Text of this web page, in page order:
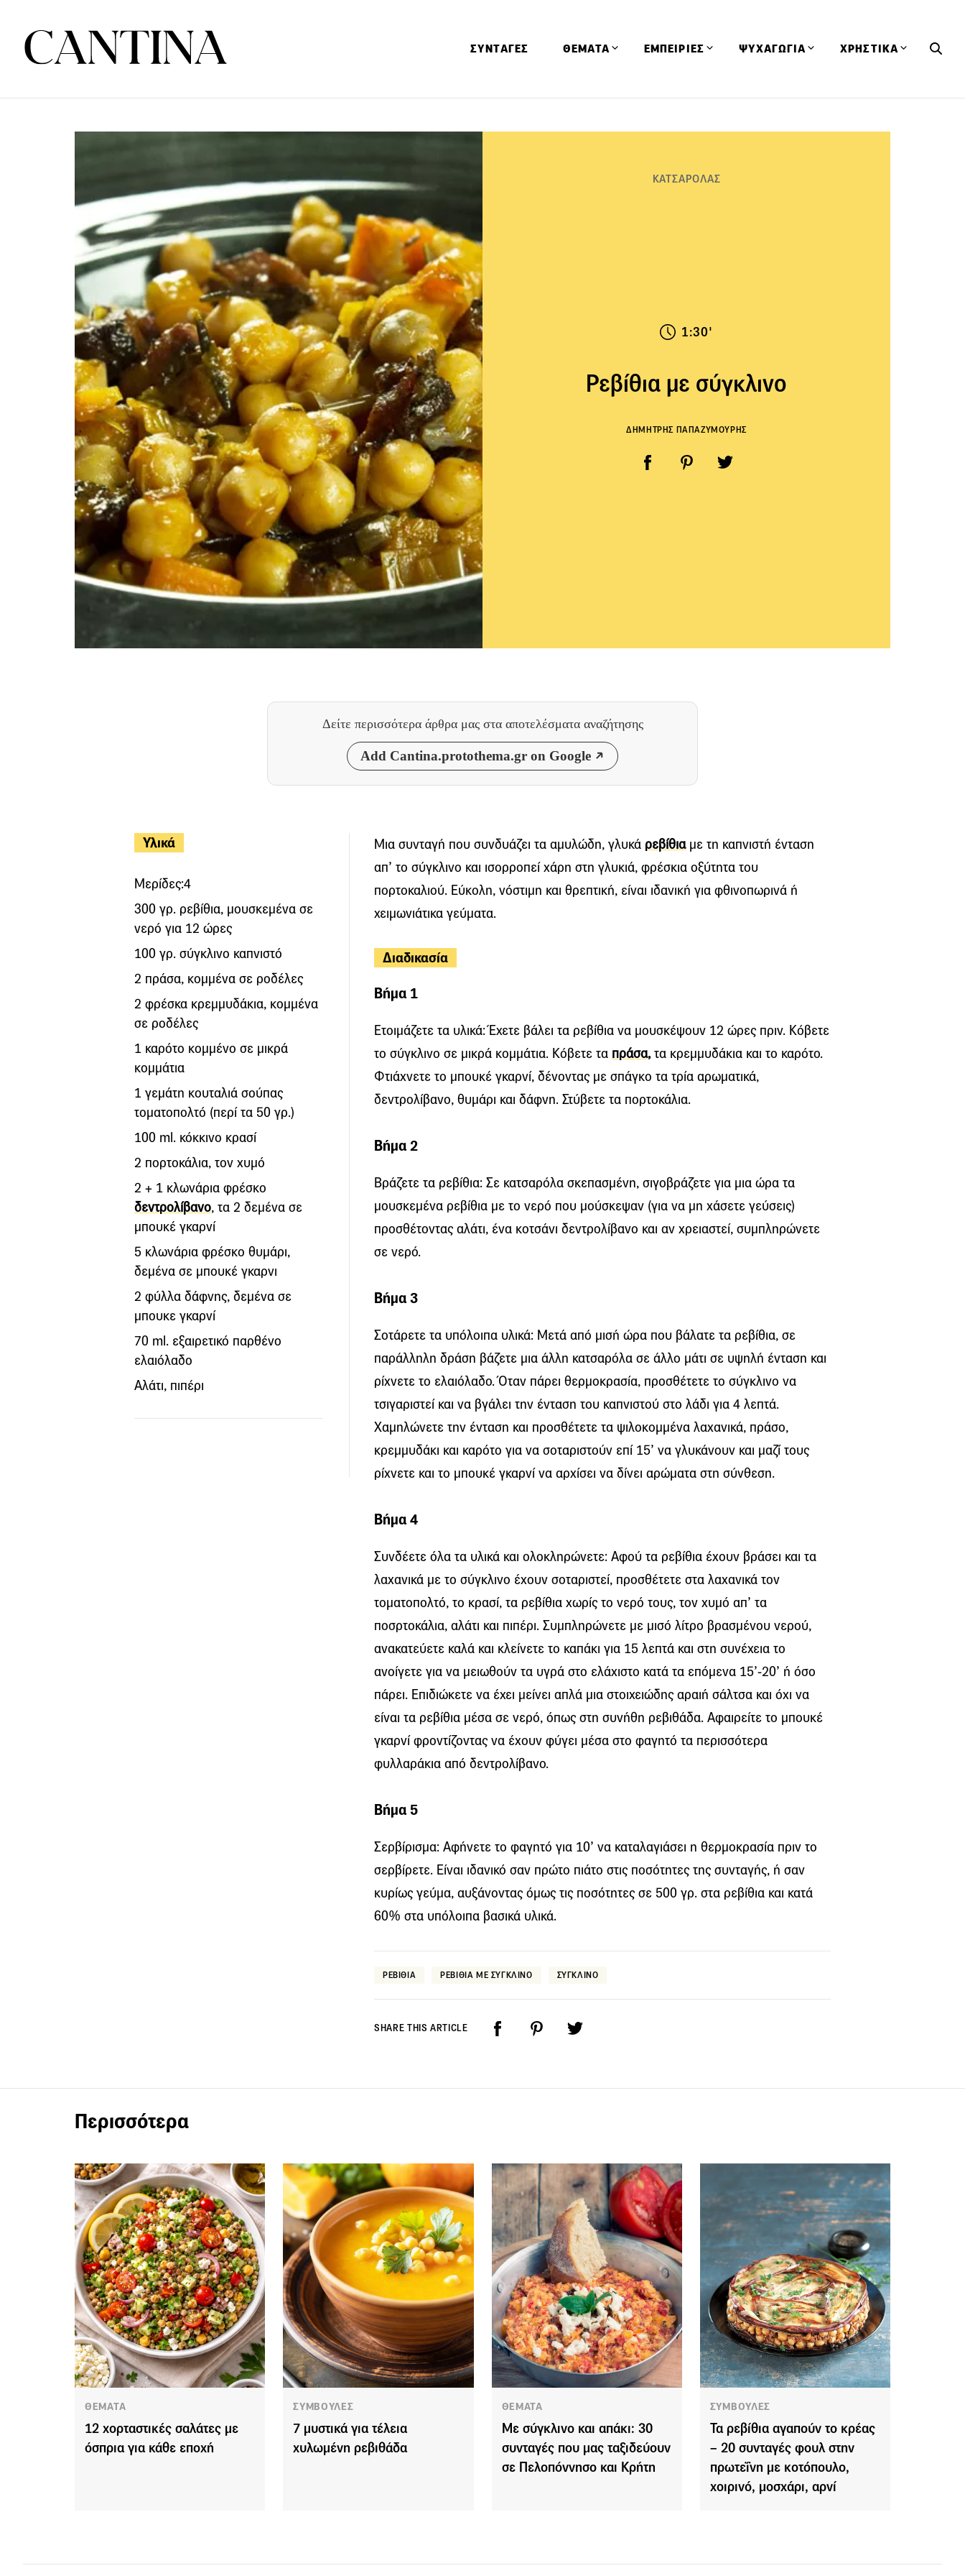
ΣΥΝΤΑΓΕΣ ΘΕΜΑΤΑ ΕΜΠΕΙΡΙΕΣ ΨΥΧΑΓΩΓΙΑ ΧΡΗΣΤΙΚΑ
ΚΑΤΣΑΡΟΛΑΣ
1:30'
Ρεβίθια με σύγκλινο
ΔΗΜΗΤΡΗΣ ΠΑΠΑΖΥΜΟΥΡΗΣ
Δείτε περισσότερα άρθρα μας στα αποτελέσματα αναζήτησης
Add Cantina.protothema.gr on Google
Υλικά
Μερίδες:4
300 γρ. ρεβίθια, μουσκεμένα σε
νερό για 12 ώρες
100 γρ. σύγκλινο καπνιστό
2 πράσα, κομμένα σε ροδέλες
2 φρέσκα κρεμμυδάκια, κομμένα
σε ροδέλες
1 καρότο κομμένο σε μικρά
κομμάτια
1 γεμάτη κουταλιά σούπας
τοματοπολτό (περί τα 50 γρ.)
100 ml. κόκκινο κρασί
2 πορτοκάλια, τον χυμό
2 + 1 κλωνάρια φρέσκο
δεντρολίβανο, τα 2 δεμένα σε
μπουκέ γκαρνί
5 κλωνάρια φρέσκο θυμάρι,
δεμένα σε μπουκέ γκαρνι
2 φύλλα δάφνης, δεμένα σε
μπουκε γκαρνί
70 ml. εξαιρετικό παρθένο
ελαιόλαδο
Αλάτι, πιπέρι
Μια συνταγή που συνδυάζει τα αμυλώδη, γλυκά ρεβίθιαμε τη καπνιστή ένταση
απ’ το σύγκλινο και ισορροπεί χάρη στη γλυκιά, φρέσκια οξύτητα του
πορτοκαλιού. Εύκολη, νόστιμη και θρεπτική, είναι ιδανική για φθινοπωρινά ή
χειμωνιάτικα γεύματα.
Διαδικασία
Βήμα 1
Ετοιμάζετε τα υλικά: Έχετε βάλει τα ρεβίθια να μουσκέψουν 12 ώρες πριν. Κόβετε
το σύγκλινο σε μικρά κομμάτια. Κόβετε τα πράσα,τα κρεμμυδάκια και το καρότο.
Φτιάχνετε το μπουκέ γκαρνί, δένοντας με σπάγκο τα τρία αρωματικά,
δεντρολίβανο, θυμάρι και δάφνη. Στύβετε τα πορτοκάλια.
Βήμα 2
Βράζετε τα ρεβίθια: Σε κατσαρόλα σκεπασμένη, σιγοβράζετε για μια ώρα τα
μουσκεμένα ρεβίθια με το νερό που μούσκεψαν (για να μη χάσετε γεύσεις)
προσθέτοντας αλάτι, ένα κοτσάνι δεντρολίβανο και αν χρειαστεί, συμπληρώνετε
σε νερό.
Βήμα 3
Σοτάρετε τα υπόλοιπα υλικά: Μετά από μισή ώρα που βάλατε τα ρεβίθια, σε
παράλληλη δράση βάζετε μια άλλη κατσαρόλα σε άλλο μάτι σε υψηλή ένταση και
ρίχνετε το ελαιόλαδο. Όταν πάρει θερμοκρασία, προσθέτετε το σύγκλινο να
τσιγαριστεί και να βγάλει την ένταση του καπνιστού στο λάδι για 4 λεπτά.
Χαμηλώνετε την ένταση και προσθέτετε τα ψιλοκομμένα λαχανικά, πράσο,
κρεμμυδάκι και καρότο για να σοταριστούν επί 15’ να γλυκάνουν και μαζί τους
ρίχνετε και το μπουκέ γκαρνί να αρχίσει να δίνει αρώματα στη σύνθεση.
Βήμα 4
Συνδέετε όλα τα υλικά και ολοκληρώνετε: Αφού τα ρεβίθια έχουν βράσει και τα
λαχανικά με το σύγκλινο έχουν σοταριστεί, προσθέτετε στα λαχανικά τον
τοματοπολτό, το κρασί, τα ρεβίθια χωρίς το νερό τους, τον χυμό απ’ τα
ποσρτοκάλια, αλάτι και πιπέρι. Συμπληρώνετε με μισό λίτρο βρασμένου νερού,
ανακατεύετε καλά και κλείνετε το καπάκι για 15 λεπτά και στη συνέχεια το
ανοίγετε για να μειωθούν τα υγρά στο ελάχιστο κατά τα επόμενα 15’-20’ ή όσο
πάρει. Επιδιώκετε να έχει μείνει απλά μια στοιχειώδης αραιή σάλτσα και όχι να
είναι τα ρεβίθια μέσα σε νερό, όπως στη συνήθη ρεβιθάδα. Αφαιρείτε το μπουκέ
γκαρνί φροντίζοντας να έχουν φύγει μέσα στο φαγητό τα περισσότερα
φυλλαράκια από δεντρολίβανο.
Βήμα 5
Σερβίρισμα: Αφήνετε το φαγητό για 10’ να καταλαγιάσει η θερμοκρασία πριν το
σερβίρετε. Είναι ιδανικό σαν πρώτο πιάτο στις ποσότητες της συνταγής, ή σαν
κυρίως γεύμα, αυξάνοντας όμως τις ποσότητες σε 500 γρ. στα ρεβίθια και κατά
60% στα υπόλοιπα βασικά υλικά.
ΡΕΒΙΘΙΑ ΡΕΒΙΘΙΑ ΜΕ ΣΥΓΚΛΙΝΟ ΣΥΓΚΛΙΝΟ
SHARE THIS ARTICLE
Περισσότερα
ΘΕΜΑΤΑ
12 χορταστικές σαλάτες με
όσπρια για κάθε εποχή
ΣΥΜΒΟΥΛΕΣ
7 μυστικά για τέλεια
χυλωμένη ρεβιθάδα
ΘΕΜΑΤΑ
Με σύγκλινο και απάκι: 30
συνταγές που μας ταξιδεύουν
σε Πελοπόννησο και Κρήτη
ΣΥΜΒΟΥΛΕΣ
Τα ρεβίθια αγαπούν το κρέας
– 20 συνταγές φουλ στην
πρωτεΐνη με κοτόπουλο,
χοιρινό, μοσχάρι, αρνί